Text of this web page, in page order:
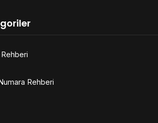
Rehberi
Rehberi